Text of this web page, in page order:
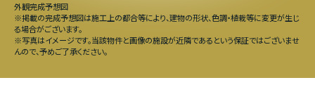
外観完成予想図
※掲載の完成予想図は施工上の都合等により、建物の形状、色調・植栽等に変更が生じ
る場合がございます。
※写真はイメージです。当該物件と画像の施設が近隣であるという保証ではございませ
んので、予めご了承ください。